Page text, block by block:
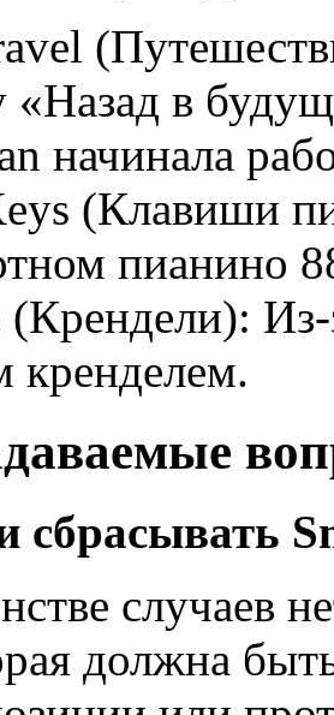
в
начинала
(Клавиши
пианино
(Крендели):
кренделем.
случаев
должна